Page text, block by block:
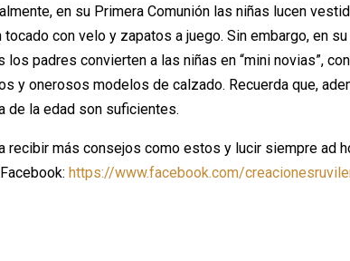
en su Primera Comunión las niñas lucen
con velo y zapatos a juego. Sin embargo, en
padres convierten a las niñas en “mini novias”,
y onerosos modelos de calzado. Recuerda que,
de la edad son suficientes.
recibir más consejos como estos y lucir siempre ad
https://www.facebook.com/